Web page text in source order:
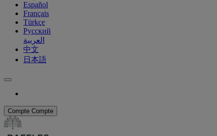
Español
Français
Türkçe
Русский
العربية
中文
日本語
Compte Compte